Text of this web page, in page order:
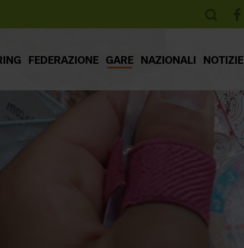
FEDERAZIONE GARE NAZIONALI NOTIZIE